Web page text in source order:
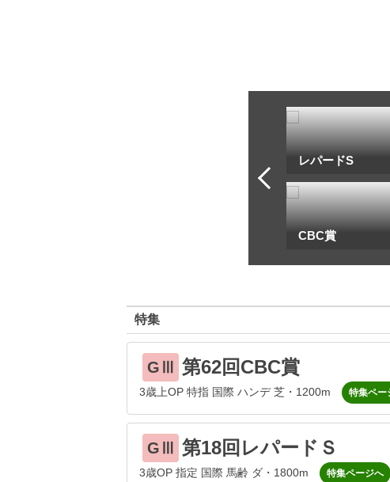
レパードS
CBC賞
特集
GⅢ 第62回CBC賞
3歳上OP 特指 国際 ハンデ 芝・1200m 特集ペー
GⅢ 第18回レパードＳ
3歳OP 指定 国際 馬齢 ダ・1800m 特集ページへ